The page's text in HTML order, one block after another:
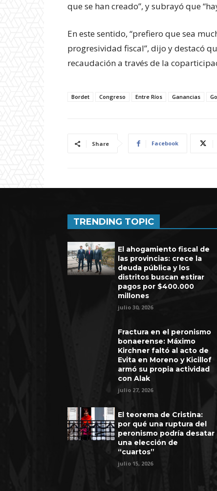
que se han creado”, y subrayó que
En este sentido, “prefiero que sea
progresividad fiscal”, dijo y destacó
recaudación a través de la
Bordet Congreso Entre Ríos Ganancias
Share Facebook
TRENDING TOPIC
El ahogamiento fiscal de
las provincias: crece la
deuda pública y los
distritos buscan estirar
pagos por $400.000
millones
julio 30, 2026
Fractura en el peronismo
bonaerense: Máximo
Kirchner faltó al acto de
Evita en Moreno y Kicillof
armó su propia actividad
con Alak
julio 27, 2026
El teorema de Cristina:
por qué una ruptura del
peronismo podría desatar
una elección de
“cuartos”
julio 15, 2026